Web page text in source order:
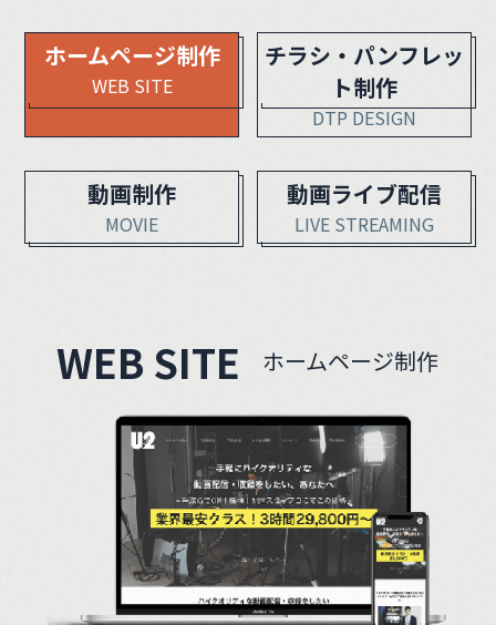
ホームページ制作
WEB SITE
チラシ・パンフレッ
ト制作
DTP DESIGN
動画制作
MOVIE
動画ライブ配信
LIVE STREAMING
WEB SITE ホームページ制作